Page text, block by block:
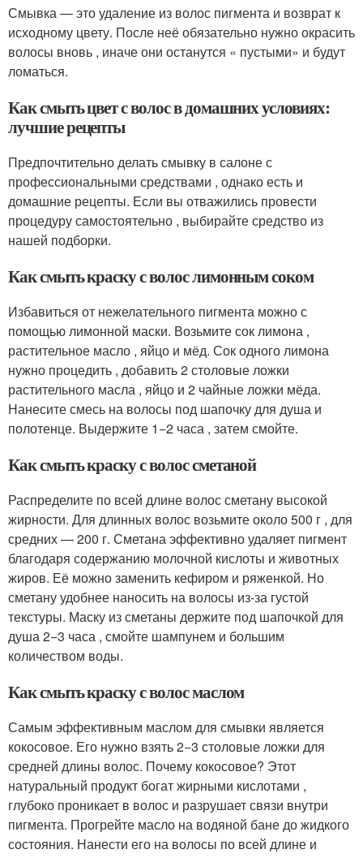
Смывка — это удаление из волос пигмента и возврат к
исходному цвету. После неё обязательно нужно окрасить
волосы вновь , иначе они останутся « пустыми» и будут
ломаться.
Как смыть цвет с волос в домашних условиях:
лучшие рецепты
Предпочтительно делать смывку в салоне с
профессиональными средствами , однако есть и
домашние рецепты. Если вы отважились провести
процедуру самостоятельно , выбирайте средство из
нашей подборки.
Как смыть краску с волос лимонным соком
Избавиться от нежелательного пигмента можно с
помощью лимонной маски. Возьмите сок лимона ,
растительное масло , яйцо и мёд. Сок одного лимона
нужно процедить , добавить 2 столовые ложки
растительного масла , яйцо и 2 чайные ложки мёда.
Нанесите смесь на волосы под шапочку для душа и
полотенце. Выдержите 1−2 часа , затем смойте.
Как смыть краску с волос сметаной
Распределите по всей длине волос сметану высокой
жирности. Для длинных волос возьмите около 500 г , для
средних — 200 г. Сметана эффективно удаляет пигмент
благодаря содержанию молочной кислоты и животных
жиров. Её можно заменить кефиром и ряженкой. Но
сметану удобнее наносить на волосы из-за густой
текстуры. Маску из сметаны держите под шапочкой для
душа 2−3 часа , смойте шампунем и большим
количеством воды.
Как смыть краску с волос маслом
Самым эффективным маслом для смывки является
кокосовое. Его нужно взять 2−3 столовые ложки для
средней длины волос. Почему кокосовое? Этот
натуральный продукт богат жирными кислотами ,
глубоко проникает в волос и разрушает связи внутри
пигмента. Прогрейте масло на водяной бане до жидкого
состояния. Нанести его на волосы по всей длине и